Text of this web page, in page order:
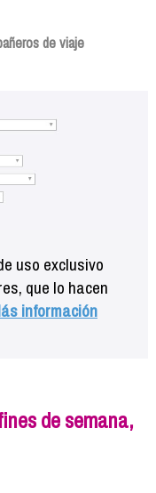
de viaje
uso exclusivo
que lo hacen
información
de semana,